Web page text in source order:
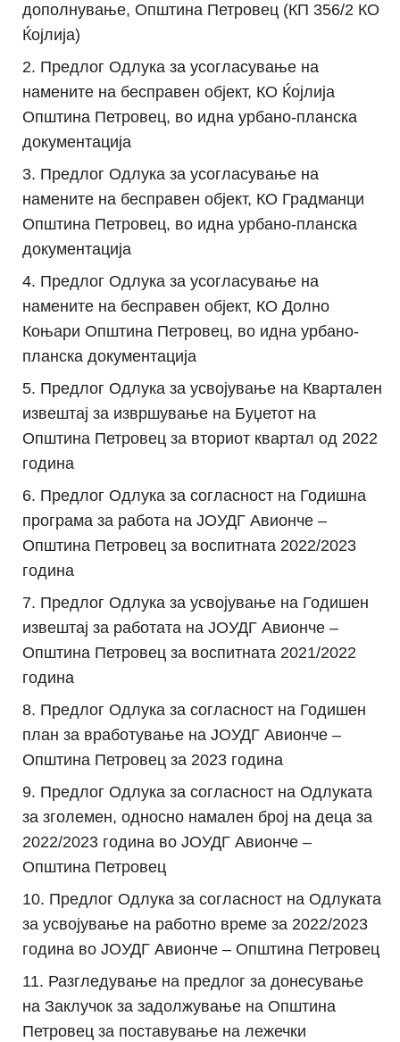
дополнување, Општина Петровец (КП 356/2 КО
Ќојлија)
Предлог Одлука за усогласување на
намените на бесправен објект, КО Ќојлија
Општина Петровец, во идна урбано-планска
документација
Предлог Одлука за усогласување на
намените на бесправен објект, КО Градманци
Општина Петровец, во идна урбано-планска
документација
Предлог Одлука за усогласување на
намените на бесправен објект, КО Долно
Коњари Општина Петровец, во идна урбано-
планска документација
Предлог Одлука за усвојување на Квартален
извештај за извршување на Буџетот на
Општина Петровец за вториот квартал од 2022
година
Предлог Одлука за согласност на Годишна
програма за работа на ЈОУДГ Авионче –
Општина Петровец за воспитната 2022/2023
година
Предлог Одлука за усвојување на Годишен
извештај за работата на ЈОУДГ Авионче –
Општина Петровец за воспитната 2021/2022
година
Предлог Одлука за согласност на Годишен
план за вработување на ЈОУДГ Авионче –
Општина Петровец за 2023 година
Предлог Одлука за согласност на Одлуката
за зголемен, односно намален број на деца за
2022/2023 година во ЈОУДГ Авионче –
Општина Петровец
Предлог Одлука за согласност на Одлуката
за усвојување на работно време за 2022/2023
година во ЈОУДГ Авионче – Општина Петровец
Разгледување на предлог за донесување
на Заклучок за задолжување на Општина
Петровец за поставување на лежечки